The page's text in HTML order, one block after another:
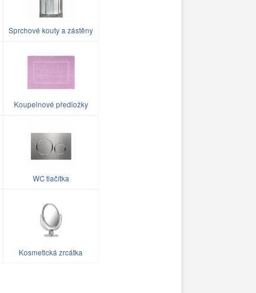
Sprchové kouty a zástěny
Koupelnové předložky
WC tlačítka
Kosmetická zrcátka